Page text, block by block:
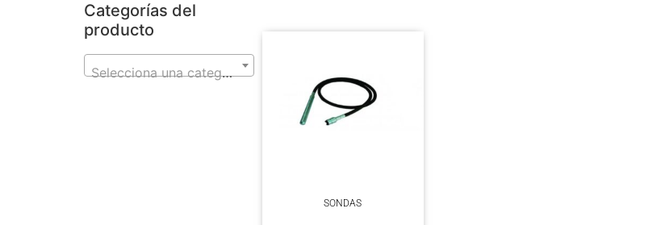
Categorías del
producto
Selecciona una categoría
SONDAS